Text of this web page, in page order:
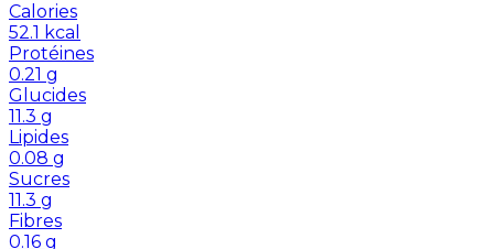
Calories
52.1 kcal
Protéines
0.21 g
Glucides
11.3 g
Lipides
0.08 g
Sucres
11.3 g
Fibres
0.16 g